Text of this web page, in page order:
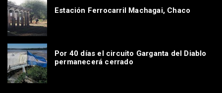
Estación Ferrocarril Machagai, Chaco
Por 40 días el circuito Garganta del Diablo
permanecerá cerrado